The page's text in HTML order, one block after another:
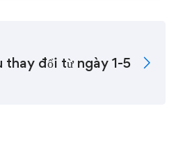
thay đổi từ ngày 1-5